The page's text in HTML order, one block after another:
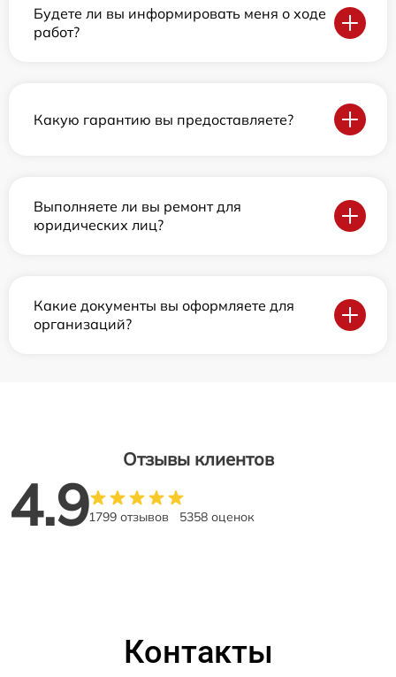
Будете ли вы информировать меня о ходе
работ?
Какую гарантию вы предоставляете?
Выполняете ли вы ремонт для
юридических лиц?
Какие документы вы оформляете для
организаций?
Отзывы клиентов
4.91799 отзывов 5358 оценок
Контакты